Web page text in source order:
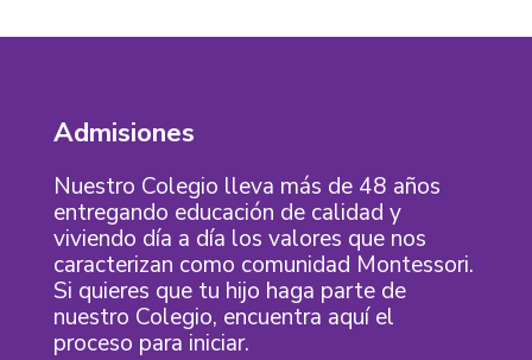
Admisiones
Nuestro Colegio lleva más de 48 años
entregando educación de calidad y
viviendo día a día los valores que nos
caracterizan como comunidad Montessori.
Si quieres que tu hijo haga parte de
nuestro Colegio, encuentra aquí el
proceso para iniciar.